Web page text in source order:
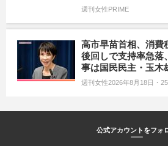
週刊女性PRIME
高市早苗首相、消費
後回しで支持率急落
事は国民民主・玉木
週刊女性2026年8月18日・
公式アカウントをフォ